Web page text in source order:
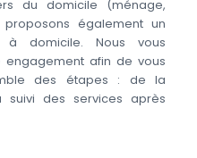
du domicile (ménage,
également un
à domicile. Nous vous
engagement afin de vous
des étapes : de la
des services après